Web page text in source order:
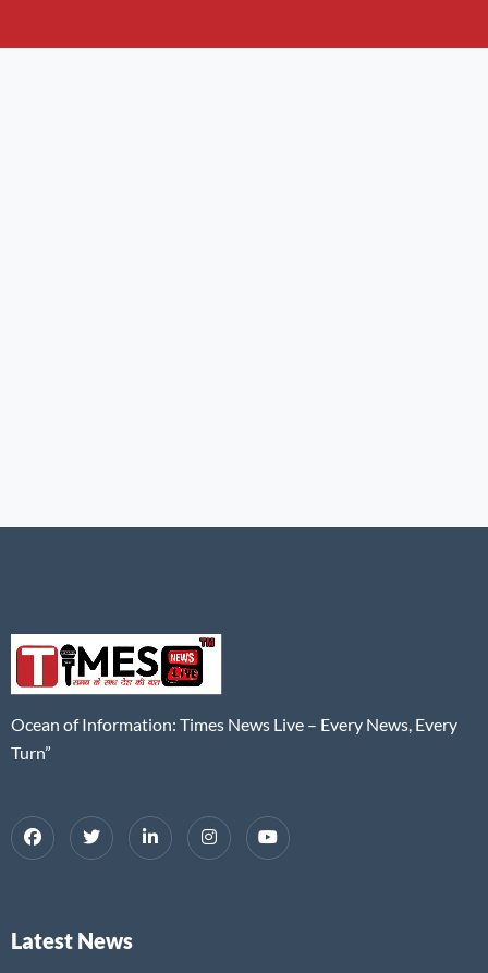
Ocean of Information: Times News Live – Every News, Every
Turn”
Latest News